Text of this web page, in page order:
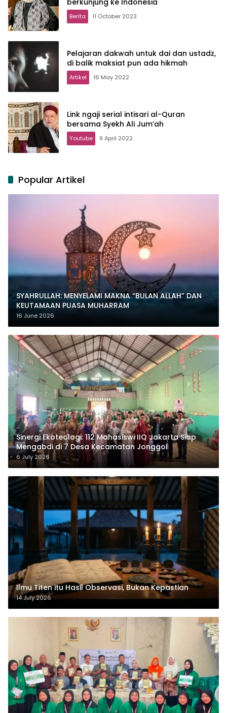
Berita 11 October 2023
Pelajaran dakwah untuk dai dan ustadz,
di balik maksiat pun ada hikmah
Artikel 16 May 2022
Link ngaji serial intisari al-Quran
bersama Syekh Ali Jum’ah
Youtube 9 April 2022
Popular Artikel
SYAHRULLAH: MENYELAMI MAKNA “BULAN ALLAH” DAN
KEUTAMAAN PUASA MUHARRAM
16 June 2026
‎Sinergi Ekoteologi: 112 Mahasiswi IIQ Jakarta Siap
Mengabdi di 7 Desa Kecamatan Jonggol
6 July 2026
Ilmu Titen itu Hasil Observasi, Bukan Kepastian
14 July 2026